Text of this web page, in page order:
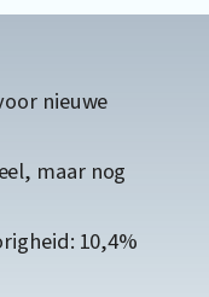
nieuwe
maar nog
10,4%